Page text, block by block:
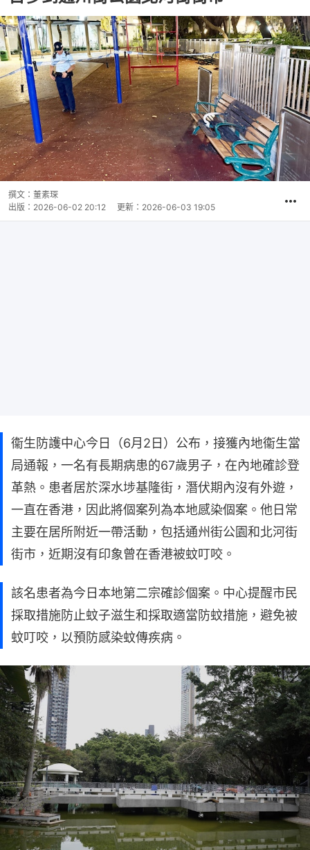
撰文： 董素琛
出版： 2026-06-02 20:12 更新： 2026-06-03 19:05
衞生防護中心今日（6月2日）公布，接獲內地衞生當
局通報，一名有長期病患的67歲男子，在內地確診登
革熱。患者居於深水埗基隆街，潛伏期內沒有外遊，
一直在香港，因此將個案列為本地感染個案。他日常
主要在居所附近一帶活動，包括通州街公園和北河街
街市，近期沒有印象曾在香港被蚊叮咬。
該名患者為今日本地第二宗確診個案。中心提醒市民
採取措施防止蚊子滋生和採取適當防蚊措施，避免被
蚊叮咬，以預防感染蚊傳疾病。